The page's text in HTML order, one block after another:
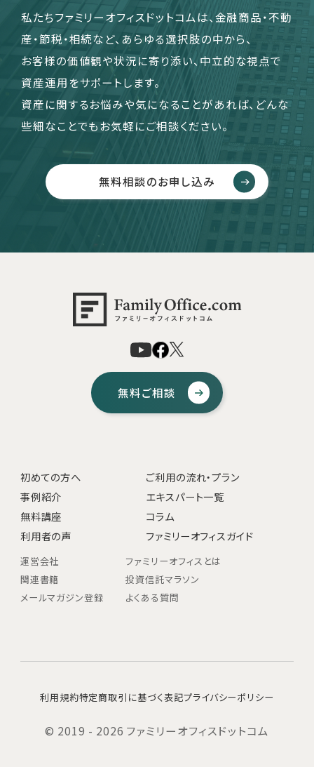
私たちファミリーオフィスドットコムは、金融商品・不動
産・節税・相続など、あらゆる選択肢の中から、
お客様の価値観や状況に寄り添い、中立的な視点で
資産運用をサポートします。
資産に関するお悩みや気になることがあれば、どんな
些細なことでもお気軽にご相談ください。
無料相談のお申し込み
無料ご相談
初めての方へ
ご利用の流れ・プラン
事例紹介
エキスパート一覧
無料講座
コラム
利用者の声
ファミリーオフィスガイド
運営会社
ファミリーオフィスとは
関連書籍
投資信託マラソン
メールマガジン登録
よくある質問
利用規約特定商取引に基づく表記プライバシーポリシー
© 2019 - 2026 ファミリーオフィスドットコム